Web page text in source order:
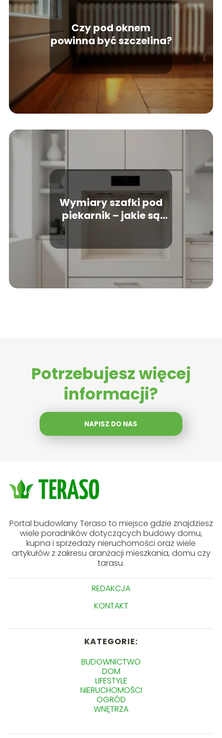
Czy pod oknem
powinna być szczelina?
Wymiary szafki pod
piekarnik – jakie są
Potrzebujesz więcej
informacji?
NAPISZ DO NAS
Portal budowlany Teraso to miejsce gdzie znajdziesz
wiele poradników dotyczących budowy domu,
kupna i sprzedaży nieruchomości oraz wiele
artykułów z zakresu aranżacji mieszkania, domu czy
tarasu.
REDAKCJA
KONTAKT
KATEGORIE:
BUDOWNICTWO
DOM
LIFESTYLE
NIERUCHOMOŚCI
OGRÓD
WNĘTRZA